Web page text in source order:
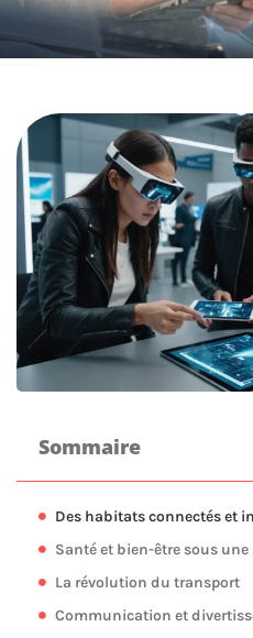
Sommaire
Des habitats connectés et
Santé et bien-être sous une
La révolution du transport
Communication et